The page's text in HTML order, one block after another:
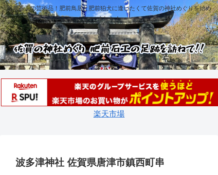
肥前石工の芸術品！肥前鳥居と肥前狛犬に逢いたくて佐賀の神社めぐりを始め
ました！
楽天市場
波多津神社 佐賀県唐津市鎮西町串